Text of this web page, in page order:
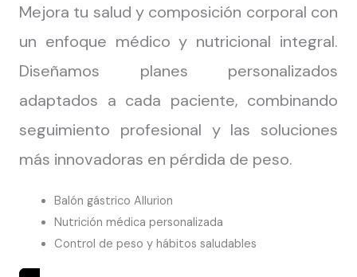
Mejora tu salud y composición corporal con
un enfoque médico y nutricional integral.
Diseñamos planes personalizados
adaptados a cada paciente, combinando
seguimiento profesional y las soluciones
más innovadoras en pérdida de peso.
Balón gástrico Allurion
Nutrición médica personalizada
Control de peso y hábitos saludables